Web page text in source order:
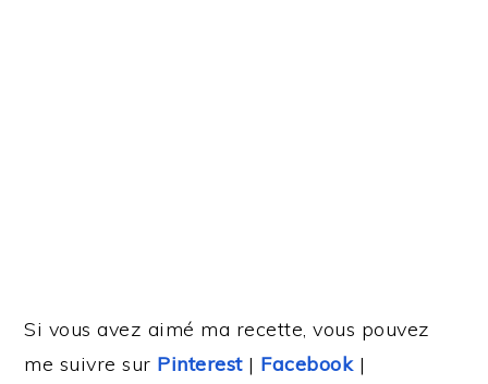
Si vous avez aimé ma recette, vous pouvez
me suivre sur Pinterest| Facebook|